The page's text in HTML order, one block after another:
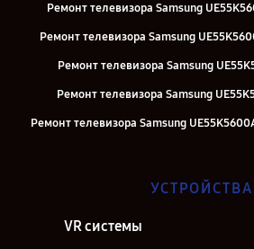
Ремонт телевизора Samsung
Ремонт телевизора Samsung
Ремонт телевизора Samsung
Ремонт телевизора Samsung
Ремонт телевизора Samsung
УСТРОЙСТВА
VR системы